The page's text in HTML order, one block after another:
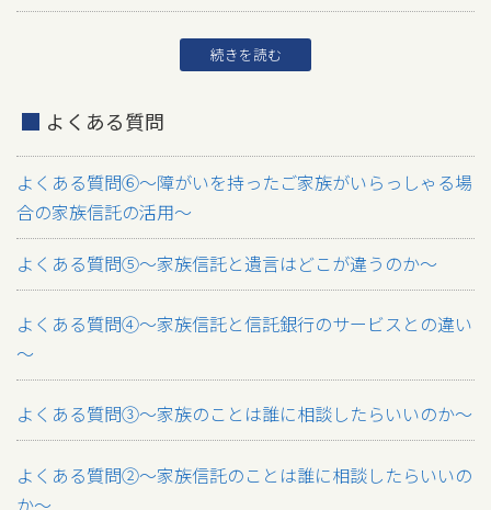
続きを読む
よくある質問
よくある質問⑥～障がいを持ったご家族がいらっしゃる場
合の家族信託の活用～
よくある質問⑤～家族信託と遺言はどこが違うのか～
よくある質問④～家族信託と信託銀行のサービスとの違い
～
よくある質問③～家族のことは誰に相談したらいいのか～
よくある質問②～家族信託のことは誰に相談したらいいの
か～